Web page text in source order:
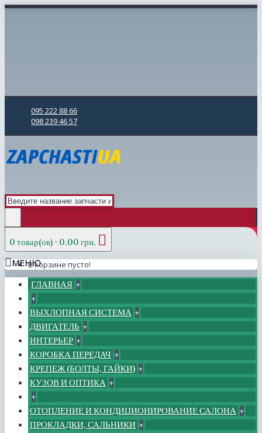
095 222 88 66
098 239 46 57
0 товар(ов) - 0.00 грн.
В корзине пусто!
МЕНЮ
ГЛАВНАЯ +
+
ВЫХЛОПНАЯ СИСТЕМА +
ДВИГАТЕЛЬ +
ИНТЕРЬЕР +
КОРОБКА ПЕРЕДАЧ +
КРЕПЕЖ (БОЛТЫ, ГАЙКИ) +
КУЗОВ И ОПТИКА +
+
ОТОПЛЕНИЕ И КОНДИЦИОНИРОВАНИЕ САЛОНА +
ПРОКЛАДКИ, САЛЬНИКИ +